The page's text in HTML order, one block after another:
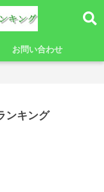
お問い合わせ
ンキング